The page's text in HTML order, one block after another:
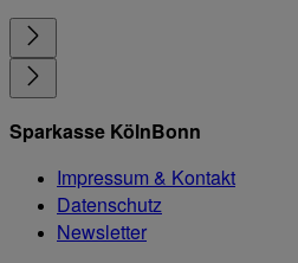
Sparkasse KölnBonn
Impressum & Kontakt
Datenschutz
Newsletter